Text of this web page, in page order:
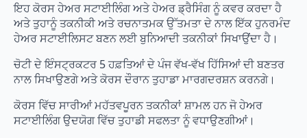
ਇਹ ਕੋਰਸ ਹੇਅਰ ਸਟਾਈਲਿੰਗ ਅਤੇ ਹੇਅਰ ਡ੍ਰੈਸਿੰਗ ਨੂੰ ਕਵਰ ਕਰਦਾ ਹੈ
ਅਤੇ ਤੁਹਾਨੂੰ ਤਕਨੀਕੀ ਅਤੇ ਰਚਨਾਤਮਕ ਉੱਤਮਤਾ ਦੇ ਨਾਲ ਇੱਕ ਹੁਨਰਮੰਦ
ਹੇਅਰ ਸਟਾਈਲਿਸਟ ਬਣਨ ਲਈ ਬੁਨਿਆਦੀ ਤਕਨੀਕਾਂ ਸਿਖਾਉਂਦਾ ਹੈ।
ਚੋਟੀ ਦੇ ਇੰਸਟ੍ਰਕਟਰ 5 ਹਫ਼ਤਿਆਂ ਦੇ ਪੰਜ ਵੱਖ-ਵੱਖ ਹਿੱਸਿਆਂ ਦੀ ਬਣਤਰ
ਨਾਲ ਸਿਖਾਉਣਗੇ ਅਤੇ ਕੋਰਸ ਦੌਰਾਨ ਤੁਹਾਡਾ ਮਾਰਗਦਰਸ਼ਨ ਕਰਨਗੇ।
ਕੋਰਸ ਵਿੱਚ ਸਾਰੀਆਂ ਮਹੱਤਵਪੂਰਨ ਤਕਨੀਕਾਂ ਸ਼ਾਮਲ ਹਨ ਜੋ ਹੇਅਰ
ਸਟਾਈਲਿੰਗ ਉਦਯੋਗ ਵਿੱਚ ਤੁਹਾਡੀ ਸਫਲਤਾ ਨੂੰ ਵਧਾਉਣਗੀਆਂ।